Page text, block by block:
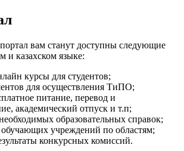
вам станут доступны следующие
и казахском языке:
курсы для студентов;
для осуществления ТиПО;
питание, перевод и
академический отпуск и т.п;
образовательных справок;
обучающих учреждений по областям;
конкурсных комиссий.